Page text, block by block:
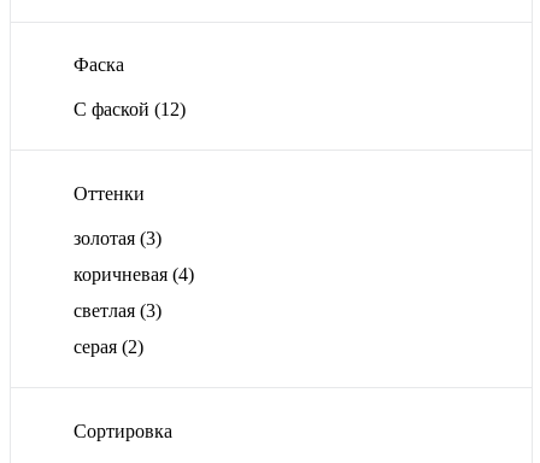
Фаска
С фаской (12)
Оттенки
золотая (3)
коричневая (4)
светлая (3)
серая (2)
Сортировка